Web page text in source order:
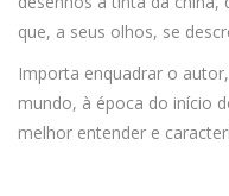
que, a seus olhos, se
Importa enquadrar o
mundo, à época do início
melhor entender e